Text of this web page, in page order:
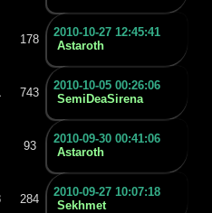
178
2010-10-27 12:45:41
Astaroth
743
2010-10-05 00:26:06
SemiDeaSirena
93
2010-09-30 00:41:06
Astaroth
284
2010-09-27 10:07:18
Sekhmet